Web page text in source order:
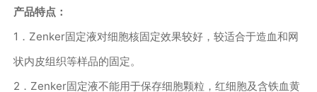
产品特点：
1 ． Zenker固定液对细胞核固定效果较好，较适合于造血和网
状内皮组织等样品的固定。
2 ． Zenker固定液不能用于保存细胞颗粒，红细胞及含铁血黄